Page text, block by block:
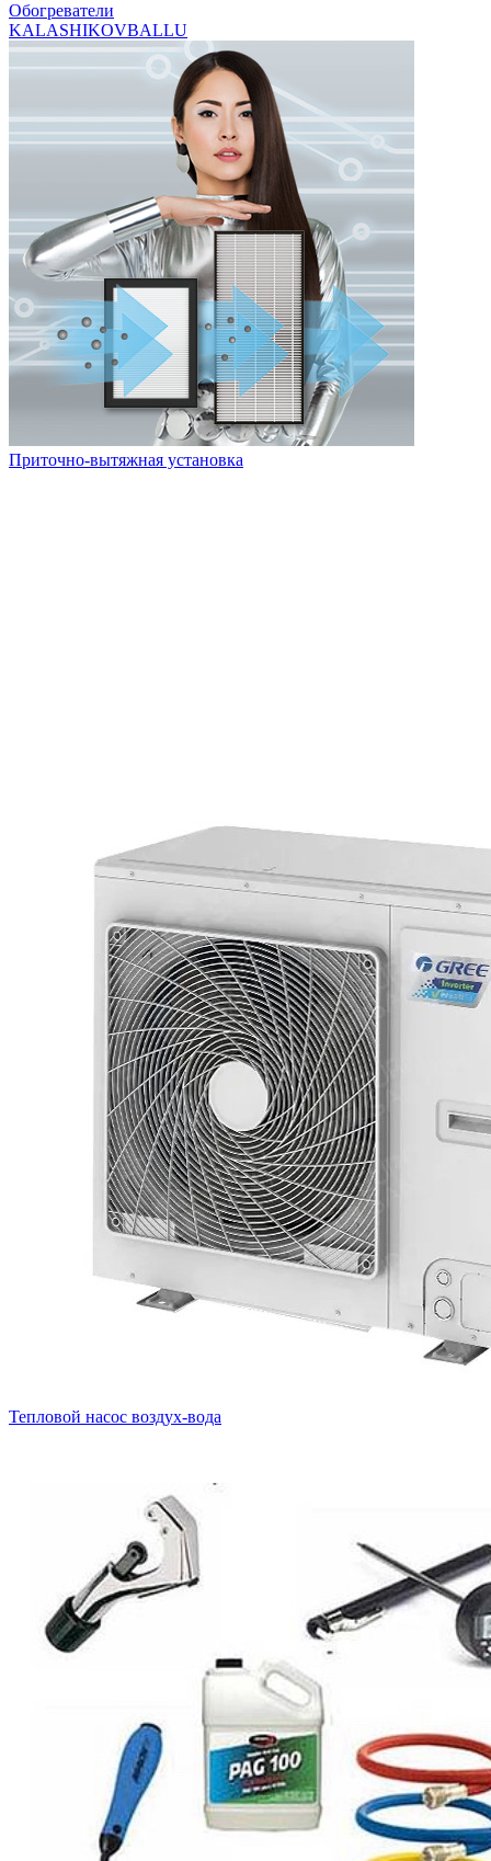
Обогреватели
KALASHIKOVBALLU
Приточно-вытяжная установка
Тепловой насос воздух-вода